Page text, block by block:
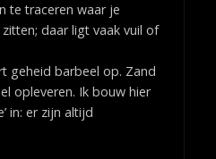
te traceren waar je
daar ligt vaak vuil of
geheid barbeel op. Zand
opleveren. Ik bouw hier
in: er zijn altijd